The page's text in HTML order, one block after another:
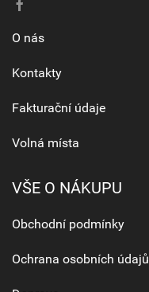
O nás
Kontakty
Fakturační údaje
Volná místa
VŠE O NÁKUPU
Obchodní podmínky
Ochrana osobních údajů